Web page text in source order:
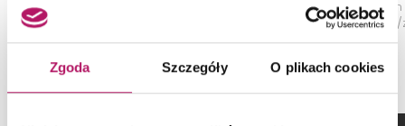
Zgoda Szczegóły O plikach cookies
Uchwyt z
chrom/